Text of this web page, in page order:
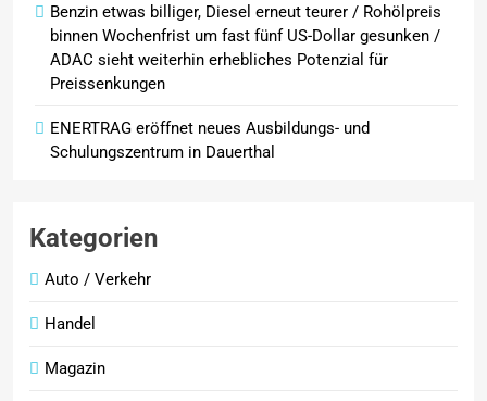
Benzin etwas billiger, Diesel erneut teurer / Rohölpreis
binnen Wochenfrist um fast fünf US-Dollar gesunken /
ADAC sieht weiterhin erhebliches Potenzial für
Preissenkungen
ENERTRAG eröffnet neues Ausbildungs- und
Schulungszentrum in Dauerthal
Kategorien
Auto / Verkehr
Handel
Magazin